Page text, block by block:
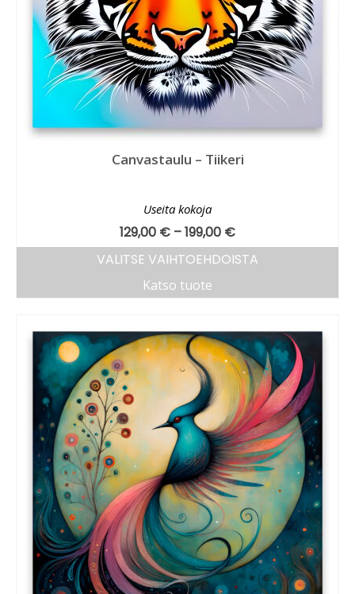
Canvastaulu – Tiikeri
Useita kokoja
129,00 € –199,00 €
VALITSE VAIHTOEHDOISTA
Katso tuote